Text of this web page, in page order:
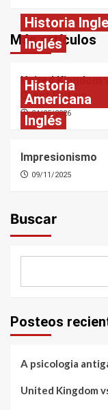
Más artículos
Historia
Inglés
United Kingdom
Great Britain
24/05/2026
Historia
Americana
Inglés
Impresionismo
09/11/2025
Buscar
Posteos
A psicologia
United Kingdom